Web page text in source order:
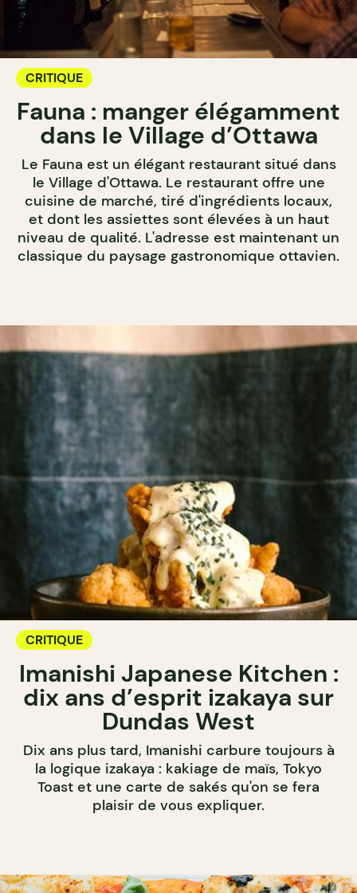
CRITIQUE
Fauna : manger élégamment
dans le Village d’Ottawa
Le Fauna est un élégant restaurant situé dans
le Village d'Ottawa. Le restaurant offre une
cuisine de marché, tiré d'ingrédients locaux,
et dont les assiettes sont élevées à un haut
niveau de qualité. L'adresse est maintenant un
classique du paysage gastronomique ottavien.
CRITIQUE
Imanishi Japanese Kitchen :
dix ans d’esprit izakaya sur
Dundas West
Dix ans plus tard, Imanishi carbure toujours à
la logique izakaya : kakiage de maïs, Tokyo
Toast et une carte de sakés qu'on se fera
plaisir de vous expliquer.